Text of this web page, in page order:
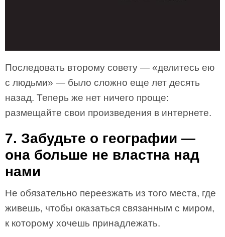
Последовать второму совету — «делитесь ею
с людьми» — было сложно еще лет десять
назад. Теперь же нет ничего проще:
размещайте свои произведения в интернете.
7. Забудьте о географии —
она больше не властна над
нами
Не обязательно переезжать из того места, где
живешь, чтобы оказаться связанным с миром,
к которому хочешь принадлежать.